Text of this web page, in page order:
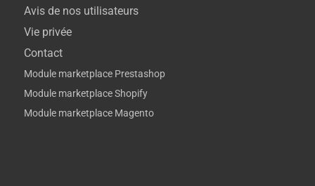
Avis de nos utilisateurs
Vie privée
Contact
Module marketplace Prestashop
Module marketplace Shopify
Module marketplace Magento